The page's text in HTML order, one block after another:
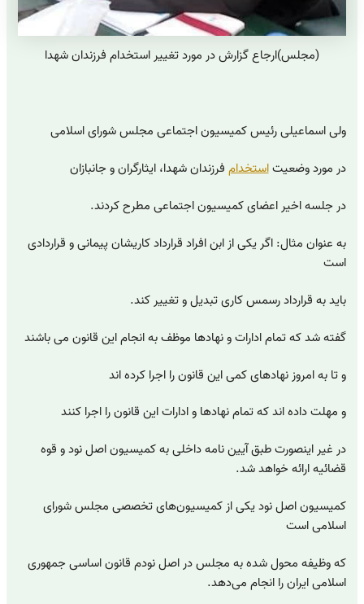
(مجلس)ارجاع گزارش در مورد تغییر استخدام فرزندان شهدا
ولی اسماعیلی رئیس کمیسیون اجتماعی مجلس شورای اسلامی
در مورد وضعیتاستخدام فرزندان شهدا، ایثارگران و جانبازان
در جلسه اخیر اعضای کمیسیون اجتماعی مطرح کردند.
به عنوان مثال: اگر یکی از ابن افراد قرارداد کاریشان پیمانی و قراردادی
است
باید به قرارداد رسمس کاری تبدیل و تغییر کند.
گفته شد که تمام ادارات و نهادها موظف به انجام این قانون می باشند
و تا به امروز نهادهای کمی این قانون را اجرا کرده اند
و مهلت داده اند که تمام نهادها و ادارات این قانون را اجرا کنند
در غیر اینصورت طبق آیین نامه داخلی به کمیسیون اصل نود و قوه
قضائیه ارائه خواهد شد.
کمیسیون اصل نود یکی از کمیسیون‌های تخصصی مجلس شورای
اسلامی است
که وظیفه محول شده به مجلس در اصل نودم قانون اساسی جمهوری
اسلامی ایران را انجام می‌دهد.